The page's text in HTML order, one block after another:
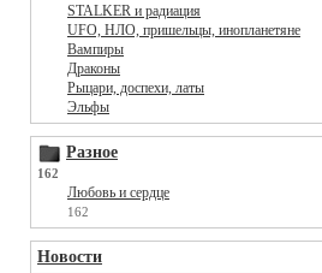
STALKER и радиация
UFO, НЛО, пришельцы, инопланетяне
Вампиры
Драконы
Рыцари, доспехи, латы
Эльфы
Разное
162
Любовь и сердце
162
Новости